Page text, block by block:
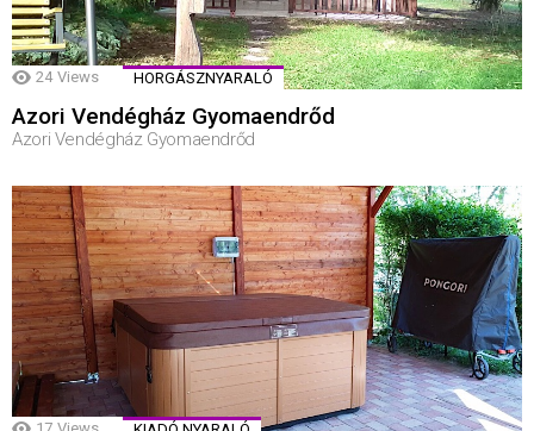
24 Views HORGÁSZNYARALÓ
Azori Vendégház Gyomaendrőd
Azori Vendégház Gyomaendrőd